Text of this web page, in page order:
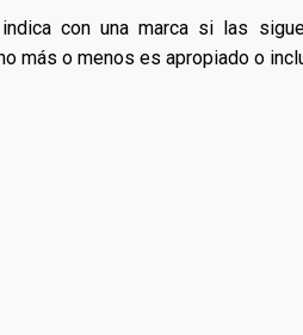
con una marca si las
más o menos es apropiado o